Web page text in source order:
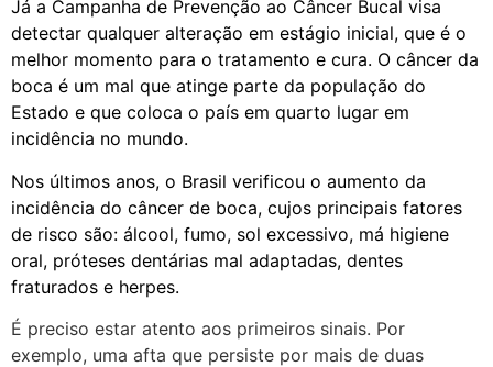
Já a Campanha de Prevenção ao Câncer Bucal visa
detectar qualquer alteração em estágio inicial, que é o
melhor momento para o tratamento e cura. O câncer da
boca é um mal que atinge parte da população do
Estado e que coloca o país em quarto lugar em
incidência no mundo.
Nos últimos anos, o Brasil verificou o aumento da
incidência do câncer de boca, cujos principais fatores
de risco são: álcool, fumo, sol excessivo, má higiene
oral, próteses dentárias mal adaptadas, dentes
fraturados e herpes.
É preciso estar atento aos primeiros sinais. Por
exemplo, uma afta que persiste por mais de duas